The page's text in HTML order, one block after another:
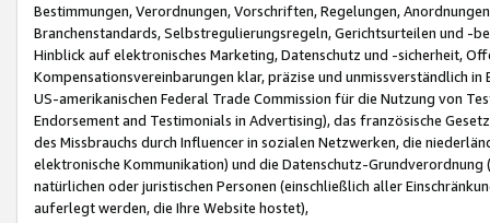
Bestimmungen, Verordnungen, Vorschriften, Regelungen,
Branchenstandards, Selbstregulierungsregeln, Gerichtsurteilen und -
Hinblick auf elektronisches Marketing, Datenschutz und -sicherheit,
Kompensationsvereinbarungen klar, präzise und unmissverständlich
US-amerikanischen Federal Trade Commission für die Nutzung von
Endorsement and Testimonials in Advertising), das französische
des Missbrauchs durch Influencer in sozialen Netzwerken, die
elektronische Kommunikation) und die Datenschutz-
natürlichen oder juristischen Personen (einschließlich aller
auferlegt werden, die Ihre Website hostet),